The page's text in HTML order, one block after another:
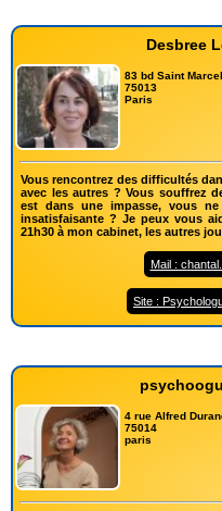
Desbree
83 bd Saint Marcel
75013
Paris
Vous rencontrez des difficultés
avec les autres ? Vous souffrez
est dans une impasse, vous
insatisfaisante ? Je peux vous
21h30 à mon cabinet, les autres
Mail :
Site :
4 rue Alfred
75014
paris